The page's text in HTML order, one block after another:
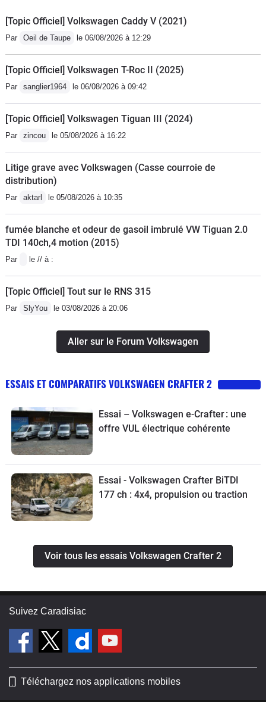
[Topic Officiel] Volkswagen Caddy V (2021)
Par Oeil de Taupe le 06/08/2026 à 12:29
[Topic Officiel] Volkswagen T-Roc II (2025)
Par sanglier1964 le 06/08/2026 à 09:42
[Topic Officiel] Volkswagen Tiguan III (2024)
Par zincou le 05/08/2026 à 16:22
Litige grave avec Volkswagen (Casse courroie de
distribution)
Par aktarl le 05/08/2026 à 10:35
fumée blanche et odeur de gasoil imbrulé VW Tiguan 2.0
TDI 140ch,4 motion (2015)
Par le // à :
[Topic Officiel] Tout sur le RNS 315
Par SlyYou le 03/08/2026 à 20:06
Aller sur le Forum Volkswagen
ESSAIS ET COMPARATIFS VOLKSWAGEN CRAFTER 2
Essai – Volkswagen e-Crafter : une
offre VUL électrique cohérente
Essai - Volkswagen Crafter BiTDI
177 ch : 4x4, propulsion ou traction
Voir tous les essais Volkswagen Crafter 2
Suivez Caradisiac
Téléchargez nos applications mobiles